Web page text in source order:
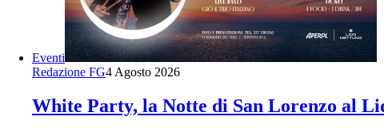
Eventi
Redazione FG4 Agosto 2026
White Party, la Notte di San Lorenzo al